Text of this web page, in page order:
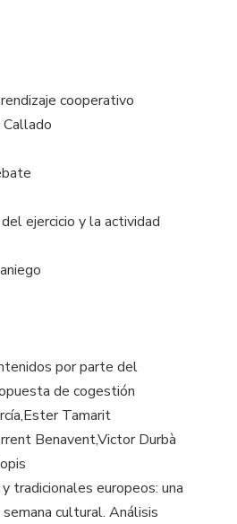
cooperativo
ejercicio y la actividad
por parte del
de cogestión
Tamarit
Benavent,Victor Durbà
tradicionales europeos: una
cultural. Análisis